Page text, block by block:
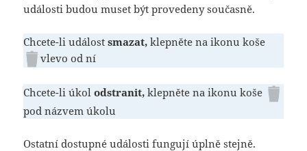
události budou muset být provedeny současně.
Chcete-li událostsmazat, klepněte na ikonu koše
vlevo od ní
Chcete-li úkolodstranit, klepněte na ikonu koše
pod názvem úkolu
Ostatní dostupné události fungují úplně stejně.